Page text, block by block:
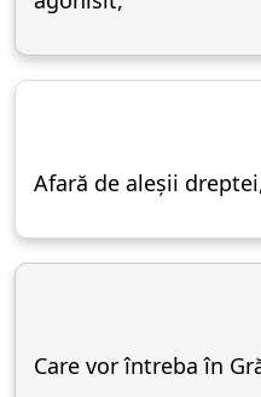
Afară de aleșii
Care vor întreba în